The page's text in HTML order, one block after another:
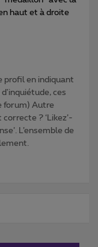
haut et à droite
profil en indiquant
ces
forum) Autre
? ‘Likez’-
L’ensemble de